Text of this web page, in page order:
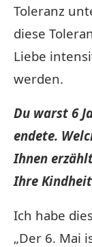
Toleranz
diese
Liebe
werden.
Du warst 6
endete.
Ihnen
Ihre
Ich habe
„Der 6. Mai